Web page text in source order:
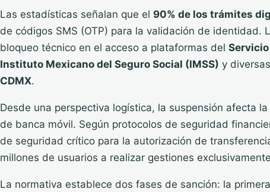
Las estadísticas señalan que el 90% de los trámites
de códigos SMS (OTP) para la validación de identidad.
bloqueo técnico en el acceso a plataformas del
Instituto Mexicano del Seguro Social (IMSS) y
CDMX.
Desde una perspectiva logística, la suspensión afecta
de banca móvil. Según protocolos de seguridad
de seguridad crítico para la autorización de
millones de usuarios a realizar gestiones
La normativa establece dos fases de sanción: la